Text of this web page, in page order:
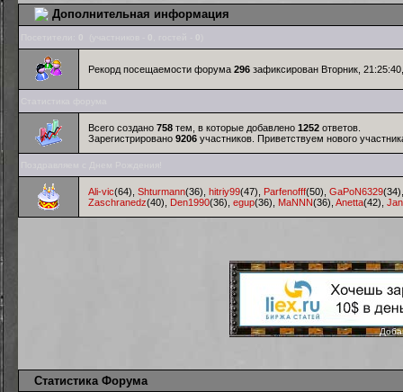
Дополнительная информация
Рекорд посещаемости форума 296 зафиксирован Вторник,
Всего создано 758 тем, в которые добавлено 1252 ответов.
Зарегистрировано 9206 участников. Приветствуем нового
Ali-vic(64) Shturmann(36) hitriy99(47) Parfenofff(50) GaPoN6329(34)
Zaschranedz(40) Den1990(36) egup(36) MaNNN(36) Anetta(42)
Статистика Форума